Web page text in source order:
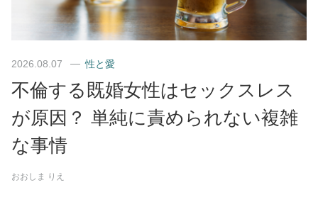
2026.08.07 性と愛
不倫する既婚女性はセックスレス
が原因？ 単純に責められない複雑
な事情
おおしま りえ